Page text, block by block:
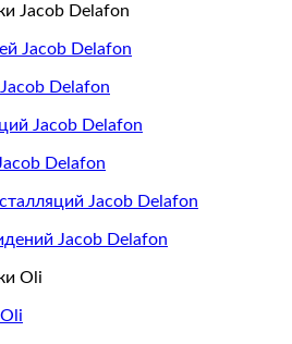
Jacob Delafon
Jacob Delafon
Delafon
Jacob Delafon
Delafon
Jacob Delafon
Jacob Delafon
Oli